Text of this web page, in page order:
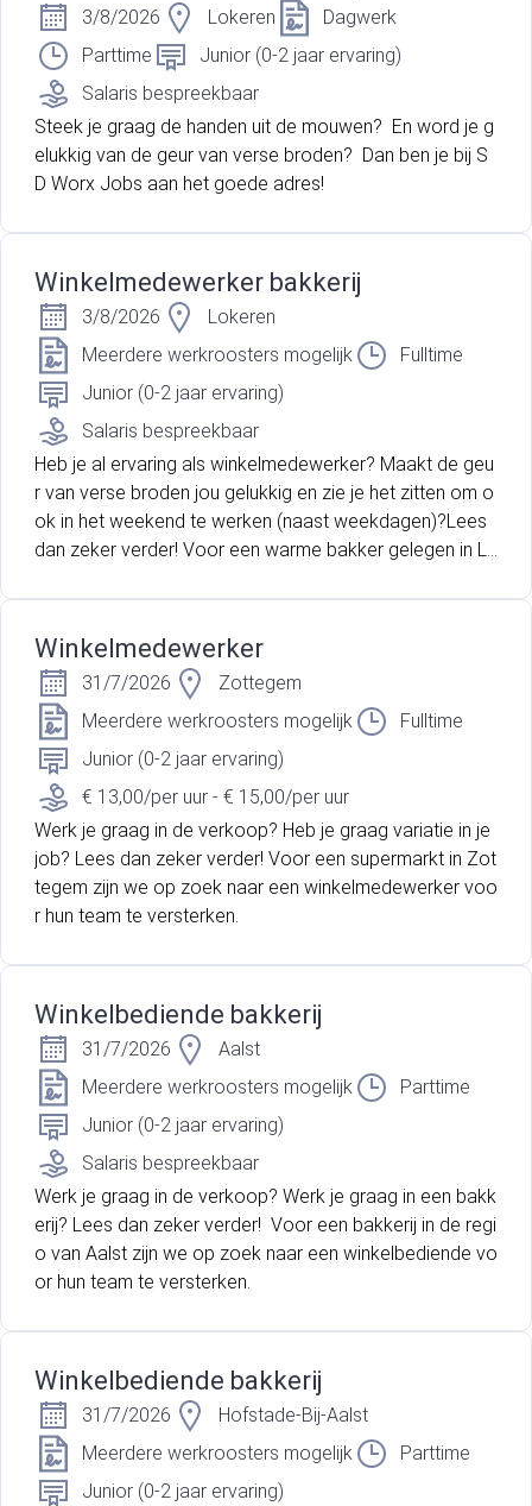
3/8/2026 Lokeren
Dagwerk
Parttime
Junior (0-2 jaar ervaring)
Salaris bespreekbaar
Steek je graag de handen uit de mouwen? En word je g
elukkig van de geur van verse broden? Dan ben je bij S
D Worx Jobs aan het goede adres!
Winkelmedewerker bakkerij
3/8/2026
Lokeren
Meerdere werkroosters mogelijk
Fulltime
Junior (0-2 jaar ervaring)
Salaris bespreekbaar
Heb je al ervaring als winkelmedewerker? Maakt de geu
r van verse broden jou gelukkig en zie je het zitten om o
ok in het weekend te werken (naast weekdagen)?Lees
dan zeker verder! Voor een warme bakker gelegen in L
kelmedewerker.
Winkelmedewerker
31/7/2026
Zottegem
Meerdere werkroosters mogelijk
Fulltime
Junior (0-2 jaar ervaring)
€ 13,00/per uur - € 15,00/per uur
Werk je graag in de verkoop? Heb je graag variatie in je
job? Lees dan zeker verder! Voor een supermarkt in Zot
tegem zijn we op zoek naar een winkelmedewerker voo
r hun team te versterken.
Winkelbediende bakkerij
31/7/2026
Aalst
Meerdere werkroosters mogelijk
Parttime
Junior (0-2 jaar ervaring)
Salaris bespreekbaar
Werk je graag in de verkoop? Werk je graag in een bakk
erij? Lees dan zeker verder! Voor een bakkerij in de regi
o van Aalst zijn we op zoek naar een winkelbediende vo
or hun team te versterken.
Winkelbediende bakkerij
31/7/2026
Hofstade-Bij-Aalst
Meerdere werkroosters mogelijk
Parttime
Junior (0-2 jaar ervaring)